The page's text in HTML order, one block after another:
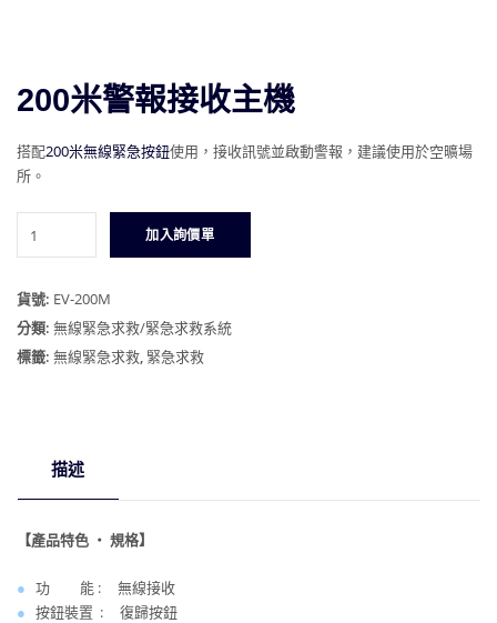
200米警報接收主機
搭配200米無線緊急按鈕使用，接收訊號並啟動警報，建議使用於空曠場
所。
報
接
收
主
加入詢價單
貨號: EV-200M
分類: 無線緊急求救/緊急求救系統
標籤: 無線緊急求救, 緊急求救
描述
【產品特色 ‧ 規格】
● 功 能 : 無線接收
● 按鈕裝置 : 復歸按鈕